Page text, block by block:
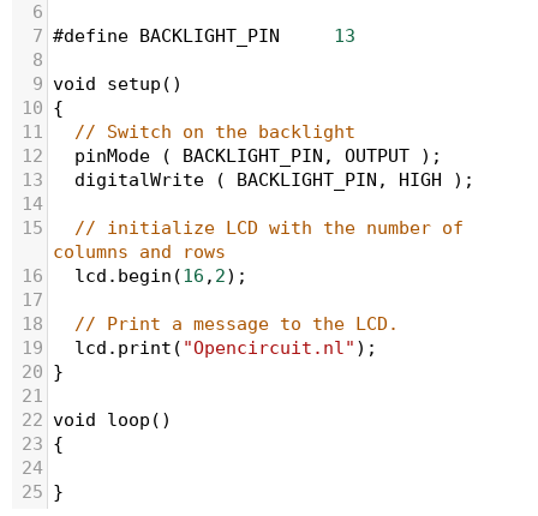
6
7 #define BACKLIGHT_PIN
13
8
9 void setup ()
10 {
11
// Switch on the backlight
12
pinMode ( BACKLIGHT_PIN , OUTPUT );
13
digitalWrite ( BACKLIGHT_PIN , HIGH );
14
15
// initialize LCD with the number of
columns and rows
16
lcd . begin (16 , 2);
17
18
// Print a message to the LCD.
19
lcd . print ( "Opencircuit.nl" );
20 }
21
22 void loop ()
23 {
24
25 }